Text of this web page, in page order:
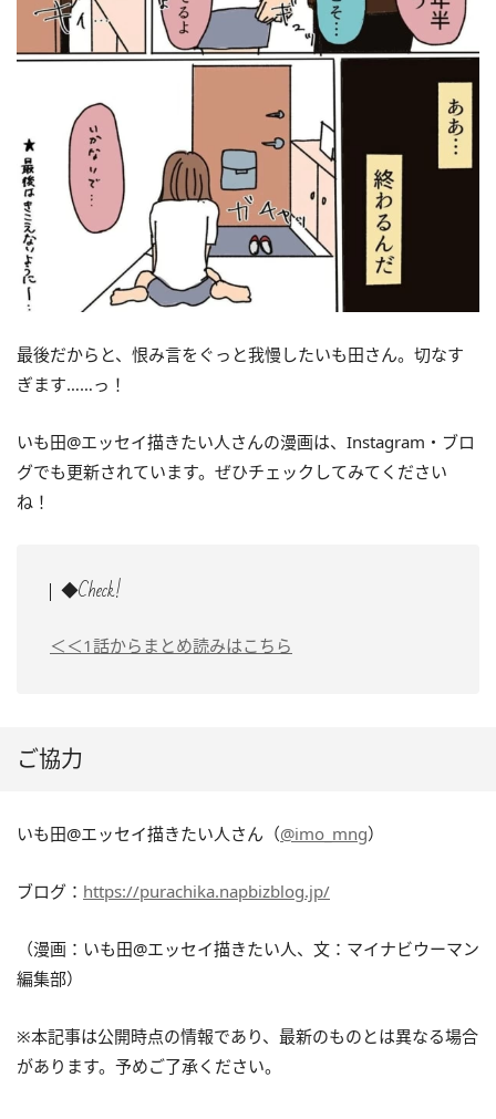
最後だからと、恨み言をぐっと我慢したいも田さん。切なす
ぎます……っ！
いも田@エッセイ描きたい人さんの漫画は、Instagram・ブロ
グでも更新されています。ぜひチェックしてみてください
ね！
◆Check!
＜＜1話からまとめ読みはこちら
ご協力
いも田@エッセイ描きたい人さん（@imo_mng）
ブログ： https://purachika.napbizblog.jp/
（漫画：いも田@エッセイ描きたい人、文：マイナビウーマン
編集部）
※本記事は公開時点の情報であり、最新のものとは異なる場合
があります。予めご了承ください。